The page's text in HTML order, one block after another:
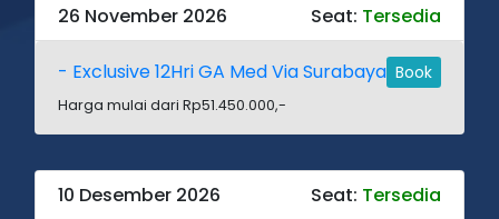
26 November 2026 Seat: Tersedia
- Exclusive 12Hri GA Med Via Surabaya Book
Harga mulai dari Rp51.450.000,-
10 Desember 2026 Seat: Tersedia